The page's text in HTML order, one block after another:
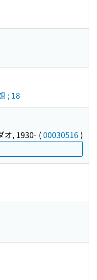
; 18
オ, 1930- (00030516)